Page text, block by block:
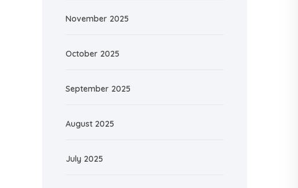
November 2025
October 2025
September 2025
August 2025
July 2025